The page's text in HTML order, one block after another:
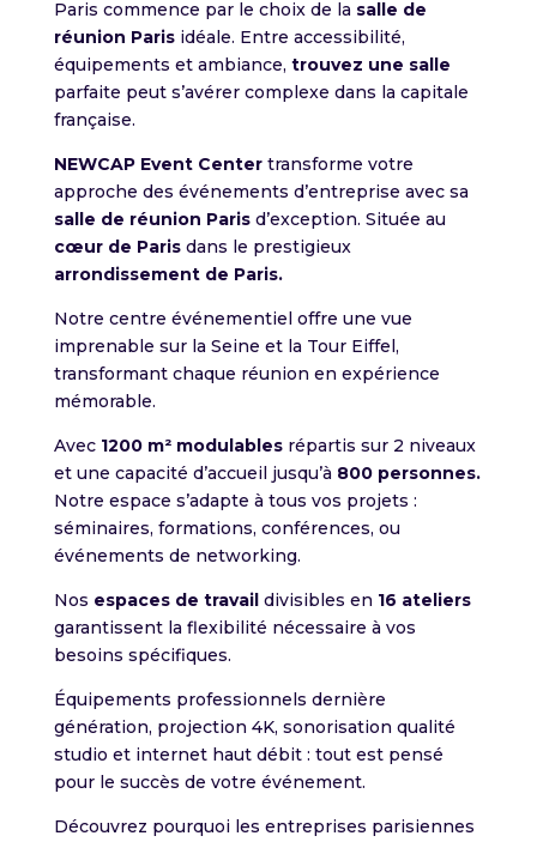
Paris commence par le choix de la salle de
réunion Parisidéale. Entre accessibilité,
équipements et ambiance, trouvez une salle
parfaite peut s’avérer complexe dans la capitale
française.
NEWCAP Event Centertransforme votre
approche des événements d’entreprise avec sa
salle de réunion Paris d’exception. Située au
cœur de Parisdans le prestigieux
arrondissement de Paris.
Notre centre événementiel offre une vue
imprenable sur la Seine et la Tour Eiffel,
transformant chaque réunion en expérience
mémorable.
Avec 1200 m² modulablesrépartis sur 2 niveaux
et une capacité d’accueil jusqu’à 800 personnes.
Notre espace s’adapte à tous vos projets :
séminaires, formations, conférences, ou
événements de networking.
Nos espaces de travail divisibles en 16 ateliers
garantissent la flexibilité nécessaire à vos
besoins spécifiques.
Équipements professionnels dernière
génération, projection 4K, sonorisation qualité
studio et internet haut débit : tout est pensé
pour le succès de votre événement.
Découvrez pourquoi les entreprises parisiennes